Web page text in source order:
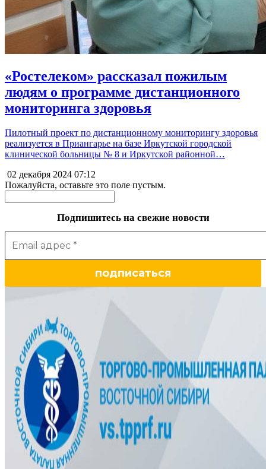
«Ростелеком» рассказал пожилым
людям о программе дистанционного
мониторинга здоровья
Пилотный проект по дистанционному мониторингу здоровья
реализуется в Приангарье на базе Иркутской городской
клинической больницы № 8 и Иркутской районной…
02 декабря 2024 07:12
Пожалуйста, оставьте это поле пустым.
Подпишитесь на свежие новости